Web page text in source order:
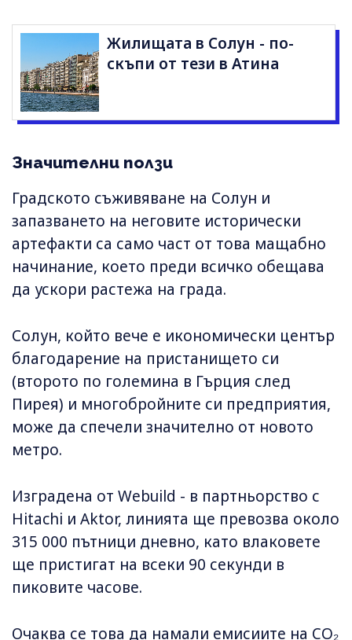
Жилищата в Солун - по-
скъпи от тези в Атина
Значителни ползи
Градското съживяване на Солун и
запазването на неговите исторически
артефакти са само част от това мащабно
начинание, което преди всичко обещава
да ускори растежа на града.
Солун, който вече е икономически център
благодарение на пристанището си
(второто по големина в Гърция след
Пирея) и многобройните си предприятия,
може да спечели значително от новото
метро.
Изградена от Webuild - в партньорство с
Hitachi и Aktor, линията ще превозва около
315 000 пътници дневно, като влаковете
ще пристигат на всеки 90 секунди в
пиковите часове.
Очаква се това да намали емисиите на CO₂